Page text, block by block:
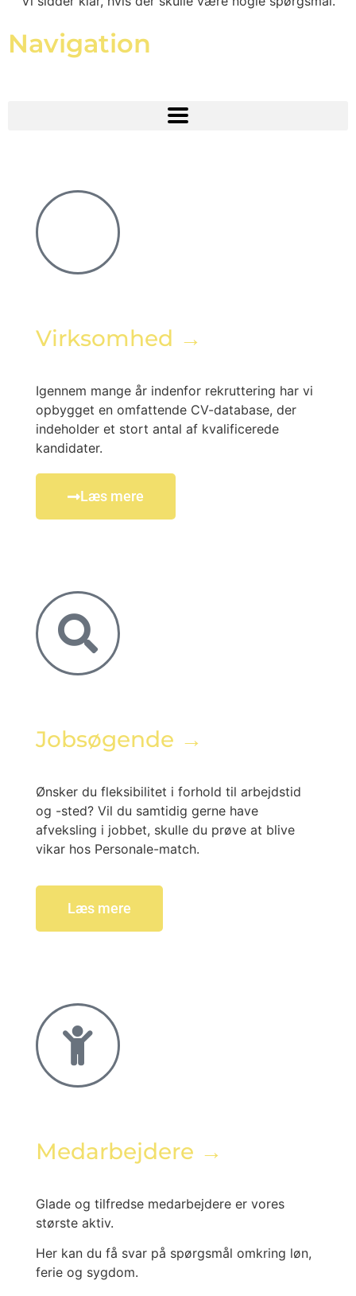
Navigation
Virksomhed →
Igennem mange år indenfor rekruttering har vi
opbygget en omfattende CV-database, der
indeholder et stort antal af kvalificerede
kandidater.
Læs mere
Jobsøgende →
Ønsker du fleksibilitet i forhold til arbejdstid
og -sted? Vil du samtidig gerne have
afveksling i jobbet, skulle du prøve at blive
vikar hos Personale-match.
Læs mere
Medarbejdere →
Glade og tilfredse medarbejdere er vores
største aktiv.
Her kan du få svar på spørgsmål omkring løn,
ferie og sygdom.